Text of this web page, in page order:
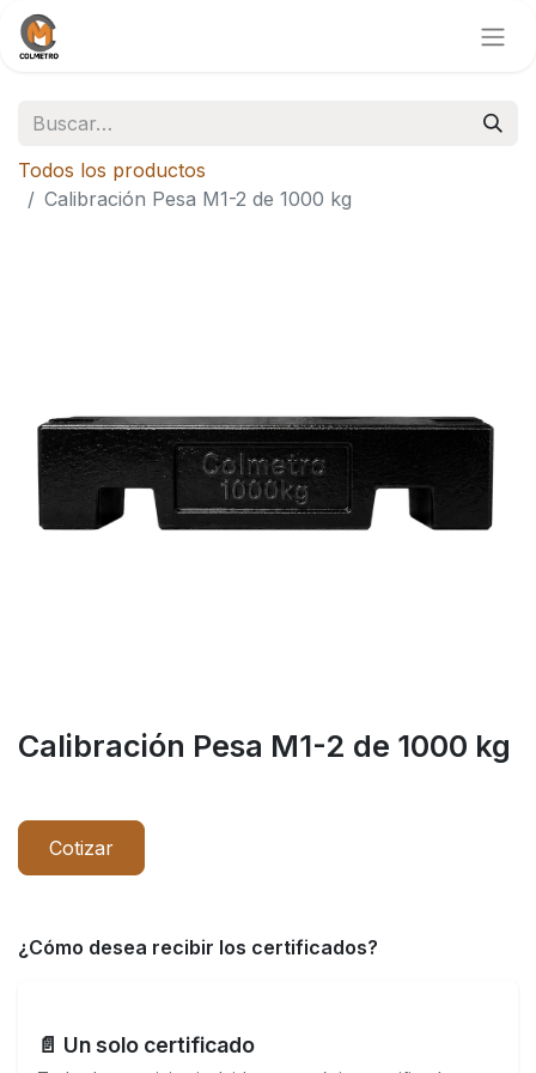
Todos los productos
Calibración Pesa M1-2 de 1000 kg
Calibración Pesa M1-2 de 1000 kg
Cotizar
¿Cómo desea recibir los certificados?
📄 Un solo certificado